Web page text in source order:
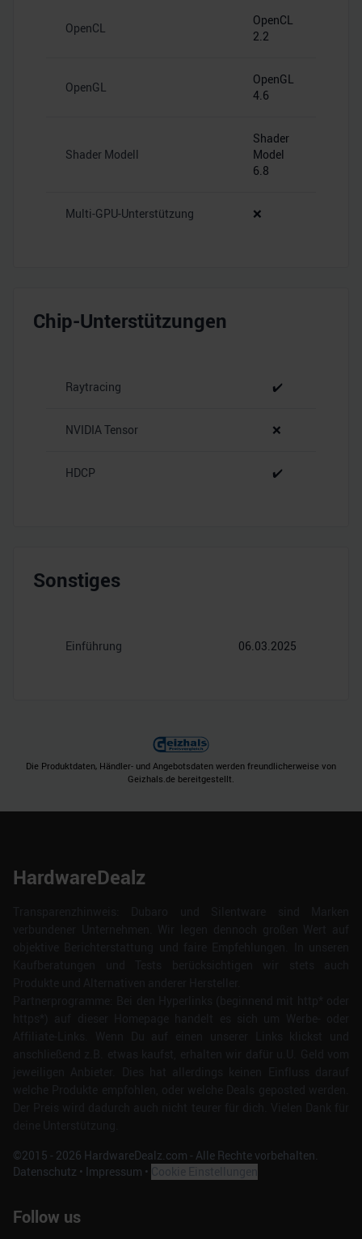
OpenCL
OpenCL
2.2
OpenGL
OpenGL
4.6
Shader Modell
Shader
Model
6.8
Multi-GPU-Unterstützung ❌
Chip-Unterstützungen
Raytracing ✔️
NVIDIA Tensor ❌
HDCP ✔️
Sonstiges
Einführung 06.03.2025
Die Produktdaten, Händler- und Angebotsdaten werden freundlicherweise von
Geizhals.de bereitgestellt.
HardwareDealz
©2015 - 2026 HardwareDealz.com - Alle Rechte vorbehalten.
Datenschutz • Impressum •
Follow us